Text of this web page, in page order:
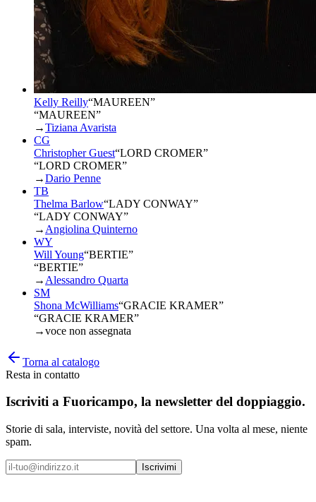
Kelly Reilly“MAUREEN”
“MAUREEN”
→Tiziana Avarista
CG
Christopher Guest“LORD CROMER”
“LORD CROMER”
→Dario Penne
TB
Thelma Barlow“LADY CONWAY”
“LADY CONWAY”
→ Angiolina Quinterno
WY
Will Young“BERTIE”
“BERTIE”
→ Alessandro Quarta
SM
Shona McWilliams“GRACIE KRAMER”
“GRACIE KRAMER”
→voce non assegnata
Torna al catalogo
Resta in contatto
Iscriviti a Fuoricampo, la newsletter del doppiaggio.
Storie di sala, interviste, novità del settore. Una volta al mese, niente
spam.
Iscrivimi